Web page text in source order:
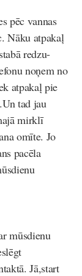
pēc vannas
Nāku atpakaļ
redzu-
noņem no
atpakaļ pie
tad jau
mirklī
omīte. Jo
pacēla
mūsdienu
Jā,start